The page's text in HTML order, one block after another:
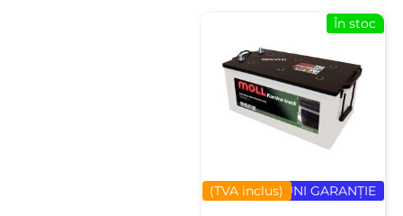
24 LUNI GARANȚIE
(TVA inclus)
În stoc